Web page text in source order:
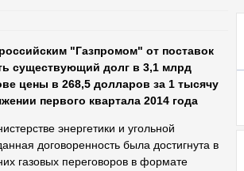
"Газпромом" от поставок
существующий долг в 3,1 млрд
цены в 268,5 долларов за 1 тысячу
первого квартала 2014 года
энергетики и угольной
договоренность была достигнута в
газовых переговоров в формате